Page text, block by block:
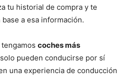
tu historial de compra y te
a esa información.
coches más
pueden conducirse por sí
una experiencia de conducción